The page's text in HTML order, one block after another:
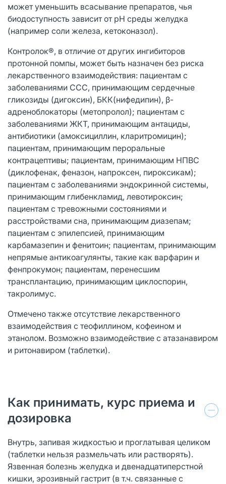
может уменьшить всасывание препаратов, чья
биодоступность зависит от рН среды желудка
(например соли железа, кетоконазол).
Контролок®, в отличие от других ингибиторов
протонной помпы, может быть назначен без риска
лекарственного взаимодействия: пациентам с
заболеваниями ССС, принимающим сердечные
гликозиды (дигоксин), БКК(нифедипин), β-
адреноблокаторы (метопролол); пациентам с
заболеваниями ЖКТ, принимающим антациды,
антибиотики (амоксициллин, кларитромицин);
пациентам, принимающим пероральные
контрацептивы; пациентам, принимающим НПВС
(диклофенак, феназон, напроксен, пироксикам);
пациентам с заболеваниями эндокринной системы,
принимающим глибенкламид, левотироксин;
пациентам с тревожными состояниями и
расстройствами сна, принимающим диазепам;
пациентам с эпилепсией, принимающим
карбамазепин и фенитоин; пациентам, принимающим
непрямые антикоагулянты, такие как варфарин и
фенпрокумон; пациентам, перенесшим
трансплантацию, принимающим циклоспорин,
такролимус.
Отмечено также отсутствие лекарственного
взаимодействия с теофиллином, кофеином и
этанолом. Возможно взаимодействие с атазанавиром
и ритонавиром (таблетки).
Как принимать, курс приема и
дозировка
Внутрь, запивая жидкостью и проглатывая целиком
(таблетки нельзя размельчать или растворять).
Язвенная болезнь желудка и двенадцатиперстной
кишки, эрозивный гастрит (в т.ч. связанные с